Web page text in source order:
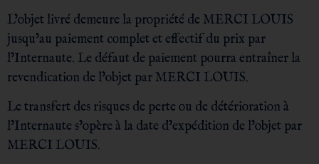
L’objet livré demeure la propriété de MERCI LOUIS
jusqu’au paiement complet et effectif du prix par
l’Internaute. Le défaut de paiement pourra entraîner la
revendication de l’objet par MERCI LOUIS.
Le transfert des risques de perte ou de détérioration à
l’Internaute s’opère à la date d’expédition de l’objet par
MERCI LOUIS.